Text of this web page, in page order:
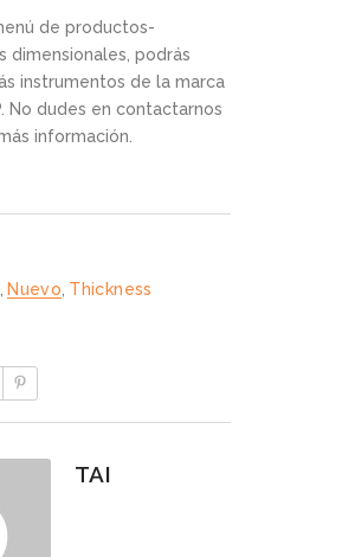
de productos-
dimensionales, podrás
instrumentos de la marca
No dudes en contactarnos
información.
Nuevo Thickness
TAI